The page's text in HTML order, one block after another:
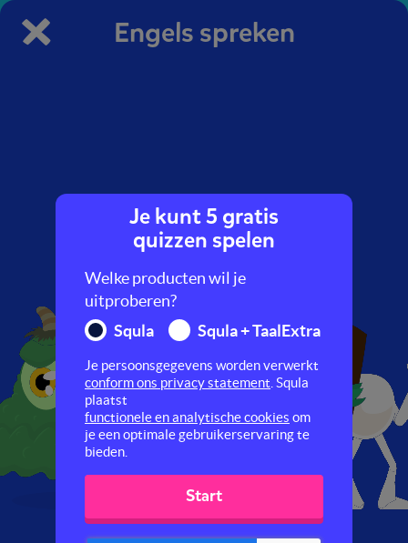
Engels spreken
Hey slimmerik, denk jij dat
je beter bent dan wij in
Engels spreken?
Je kunt 5 gratis
quizzen spelen
Welke producten wil je
uitproberen?
Squla
Squla + TaalExtra
Je persoonsgegevens worden verwerkt
conform ons privacy statement . Squla
plaatst
functionele en analytische cookies om
je een optimale gebruikerservaring te
bieden.
Start